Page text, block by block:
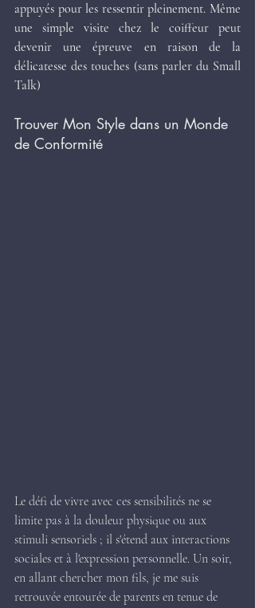
appuyés pour les ressentir pleinement. Même
une simple visite chez le coiffeur peut
devenir une épreuve en raison de la
délicatesse des touches (sans parler du Small
Talk)
Trouver Mon Style dans un Monde
de Conformité
Le défi de vivre avec ces sensibilités ne se
limite pas à la douleur physique ou aux
stimuli sensoriels ; il s'étend aux interactions
sociales et à l'expression personnelle. Un soir,
en allant chercher mon fils, je me suis
retrouvée entourée de parents en tenue de